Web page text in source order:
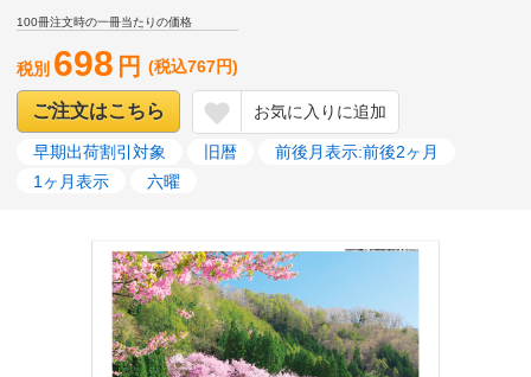
100冊注文時の一冊当たりの価格
税別 698 円 (税込767円)
ご注文はこちら お気に入りに追加
早期出荷割引対象 旧暦
前後月表示:前後2ヶ月
1ヶ月表示
六曜